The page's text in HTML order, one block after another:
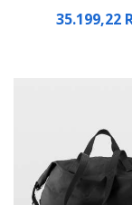
35.199,22